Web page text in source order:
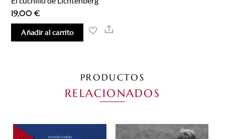
19,00€
Añadir al carrito Share
PRODUCTOS
RELACIONADOS